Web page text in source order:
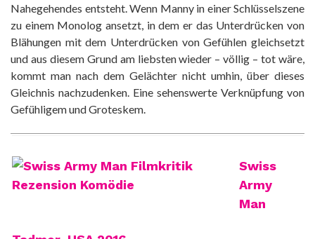
Nahegehendes entsteht. Wenn Manny in einer Schlüsselszene
zu einem Monolog ansetzt, in dem er das Unterdrücken von
Blähungen mit dem Unterdrücken von Gefühlen gleichsetzt
und aus diesem Grund am liebsten wieder – völlig – tot wäre,
kommt man nach dem Gelächter nicht umhin, über dieses
Gleichnis nachzudenken. Eine sehenswerte Verknüpfung von
Gefühligem und Groteskem.
Swiss
Army
Man